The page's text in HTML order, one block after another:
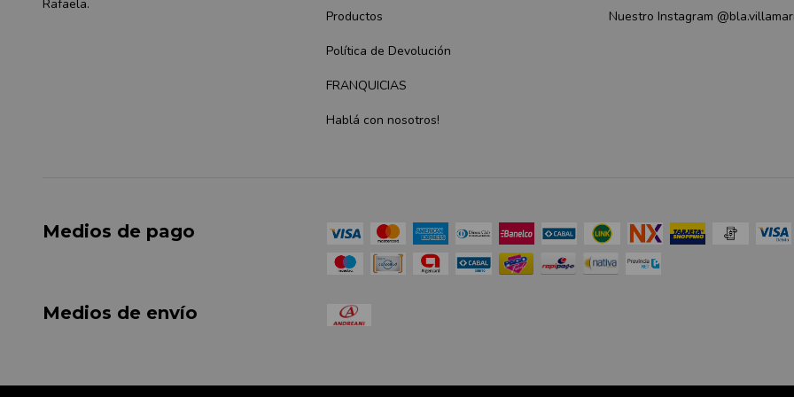
Rafaela.
Productos
Política de Devolución
FRANQUICIAS
Hablá con nosotros!
Nuestro Instagram
Medios de pago
Medios de envío